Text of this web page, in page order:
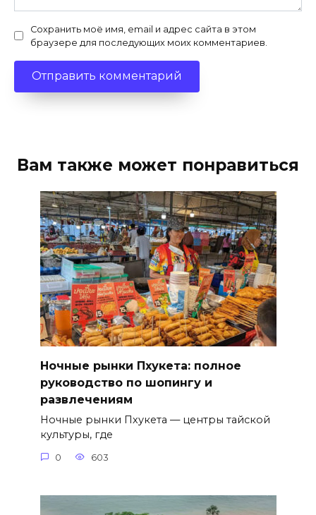
Сохранить моё имя, email и адрес сайта в этом
браузере для последующих моих комментариев.
Вам также может понравиться
Ночные рынки Пхукета: полное
руководство по шопингу и
развлечениям
Ночные рынки Пхукета — центры тайской
культуры, где
0 603